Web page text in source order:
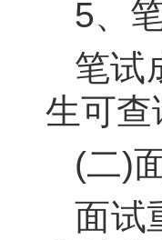
5、
笔试
生可查
(二)
面试